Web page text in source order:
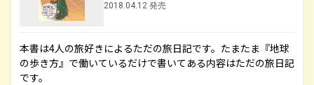
2018.04.12 発売
本書は4人の旅好きによるただの旅日記です。たまたま『地球
の歩き方』で働いているだけで書いてある内容はただの旅日記
です。